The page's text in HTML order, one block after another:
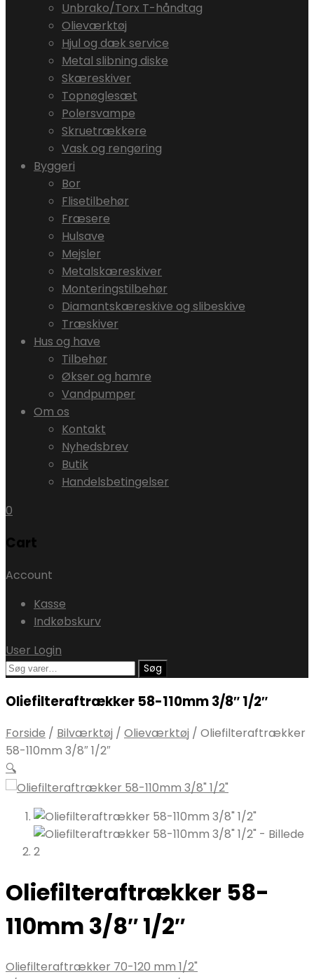
Unbrako/Torx T-håndtag
Olieværktøj
Hjul og dæk service
Metal slibning diske
Skæreskiver
Topnøglesæt
Polersvampe
Skruetrækkere
Vask og rengøring
Byggeri
Bor
Flisetilbehør
Fræsere
Hulsave
Mejsler
Metalskæreskiver
Monteringstilbehør
Diamantskæreskive og slibeskive
Træskiver
Hus og have
Tilbehør
Økser og hamre
Vandpumper
Om os
Kontakt
Nyhedsbrev
Butik
Handelsbetingelser
0
Cart
Account
Kasse
Indkøbskurv
User Login
Søg
Søg
Oliefilteraftrækker 58-110mm 3/8″ 1/2″
Forside / Bilværktøj / Olieværktøj / Oliefilteraftrækker
58-110mm 3/8″ 1/2″
🔍
Oliefilteraftrækker 58-
110mm 3/8″ 1/2″
Oliefilteraftrækker 70-120 mm 1/2"